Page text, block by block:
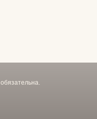
обязательна.